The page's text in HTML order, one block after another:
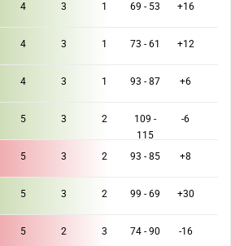
4 3 1 69 - 53 +16
4 3 1 73 - 61 +12
4 3 1 93 - 87 +6
5 3 2
109 -
115
-6
5 3 2 93 - 85 +8
5 3 2 99 - 69 +30
5 2 3 74 - 90 -16